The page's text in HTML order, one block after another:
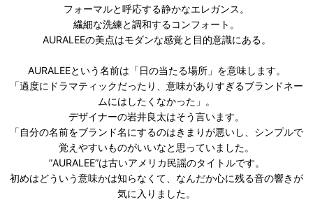
フォーマルと呼応する静かなエレガンス。
繊細な洗練と調和するコンフォート。
AURALEEの美点はモダンな感覚と目的意識にある。
AURALEEという名前は「日の当たる場所」を意味します。
「過度にドラマティックだったり、意味がありすぎるブランドネー
ムにはしたくなかった」。
デザイナーの岩井良太はそう言います。
「自分の名前をブランド名にするのはきまりが悪いし、シンプルで
覚えやすいものがいいなと思っていました。
”AURALEE”は古いアメリカ民謡のタイトルです。
初めはどういう意味かは知らなくて、なんだか心に残る音の響きが
気に入りました。